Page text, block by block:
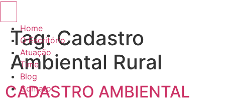
Home
O Escritório
Atuação
Time
Blog
Contato
Tag:Cadastro
Ambiental Rural
CADASTRO AMBIENTAL